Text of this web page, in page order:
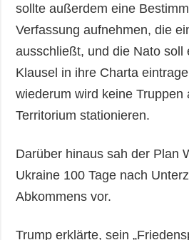
sollte außerdem eine
Verfassung aufnehmen, die
ausschließt, und die Nato soll
Klausel in ihre Charta
wiederum wird keine Truppen
Territorium stationieren.
Darüber hinaus sah der Plan
Ukraine 100 Tage nach
Abkommens vor.
Trump erklärte, sein